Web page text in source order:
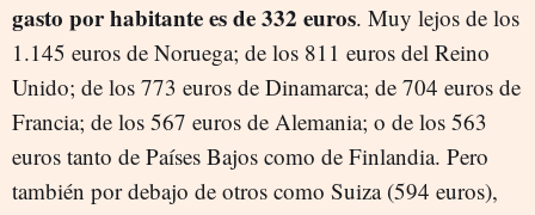
gasto por habitante es de 332 euros. Muy lejos de los
1.145 euros de Noruega; de los 811 euros del Reino
Unido; de los 773 euros de Dinamarca; de 704 euros de
Francia; de los 567 euros de Alemania; o de los 563
euros tanto de Países Bajos como de Finlandia. Pero
también por debajo de otros como Suiza (594 euros),